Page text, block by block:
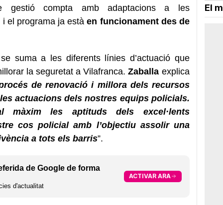
gestió compta amb adaptacions a les
i el programa ja estàen funcionament des de
suma a les diferents línies d’actuació que
la seguretat a Vilafranca.Zaballa explica
de renovació i millora dels recursos
actuacions dels nostres equips policials.
les aptituds dels excel·lents
cos policial amb l’objectiu assolir una
a tots els barris”.
de Google de forma
d'actualitat
ACTIVAR ARA
El